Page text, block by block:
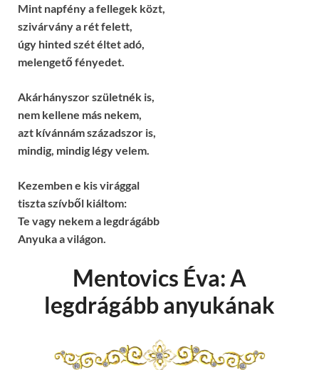
Mint napfény a fellegek közt,
szivárvány a rét felett,
úgy hinted szét éltet adó,
melengető fényedet.
Akárhányszor születnék is,
nem kellene más nekem,
azt kívánnám századszor is,
mindig, mindig légy velem.
Kezemben e kis virággal
tiszta szívből kiáltom:
Te vagy nekem a legdrágább
Anyuka a világon.
Mentovics Éva: A
legdrágább anyukának